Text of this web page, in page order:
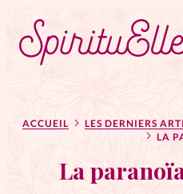
Tous les articles
Actus au
ACCUEIL LES DERNIERS
La